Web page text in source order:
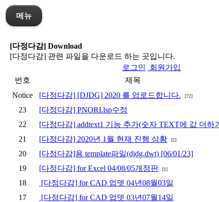
메뉴
[다정다감] Download
[다정다감] 관련 파일을 다운로드 하는 곳입니다.
로그인
회원가입
번호
제목
Notice
[다정다감] [DJDG] 2020 를 업로드합니다. [72]
23
[다정다감] PNORI.lsp수정
22
[다정다감] addtext1 기능 추가(숫자 TEXT에 값 더하
21
[다정다감] 2020년 1월 현재 진행 상황 [2]
20
[다정다감]용 template파일(djdg.dwt) [06/01/23]
19
[다정다감] for Excel 04/08/05개정판 [1]
18
[다정다감] for CAD 업뎃 04년08월03일
17
[다정다감] for CAD 업뎃 03년07월14일